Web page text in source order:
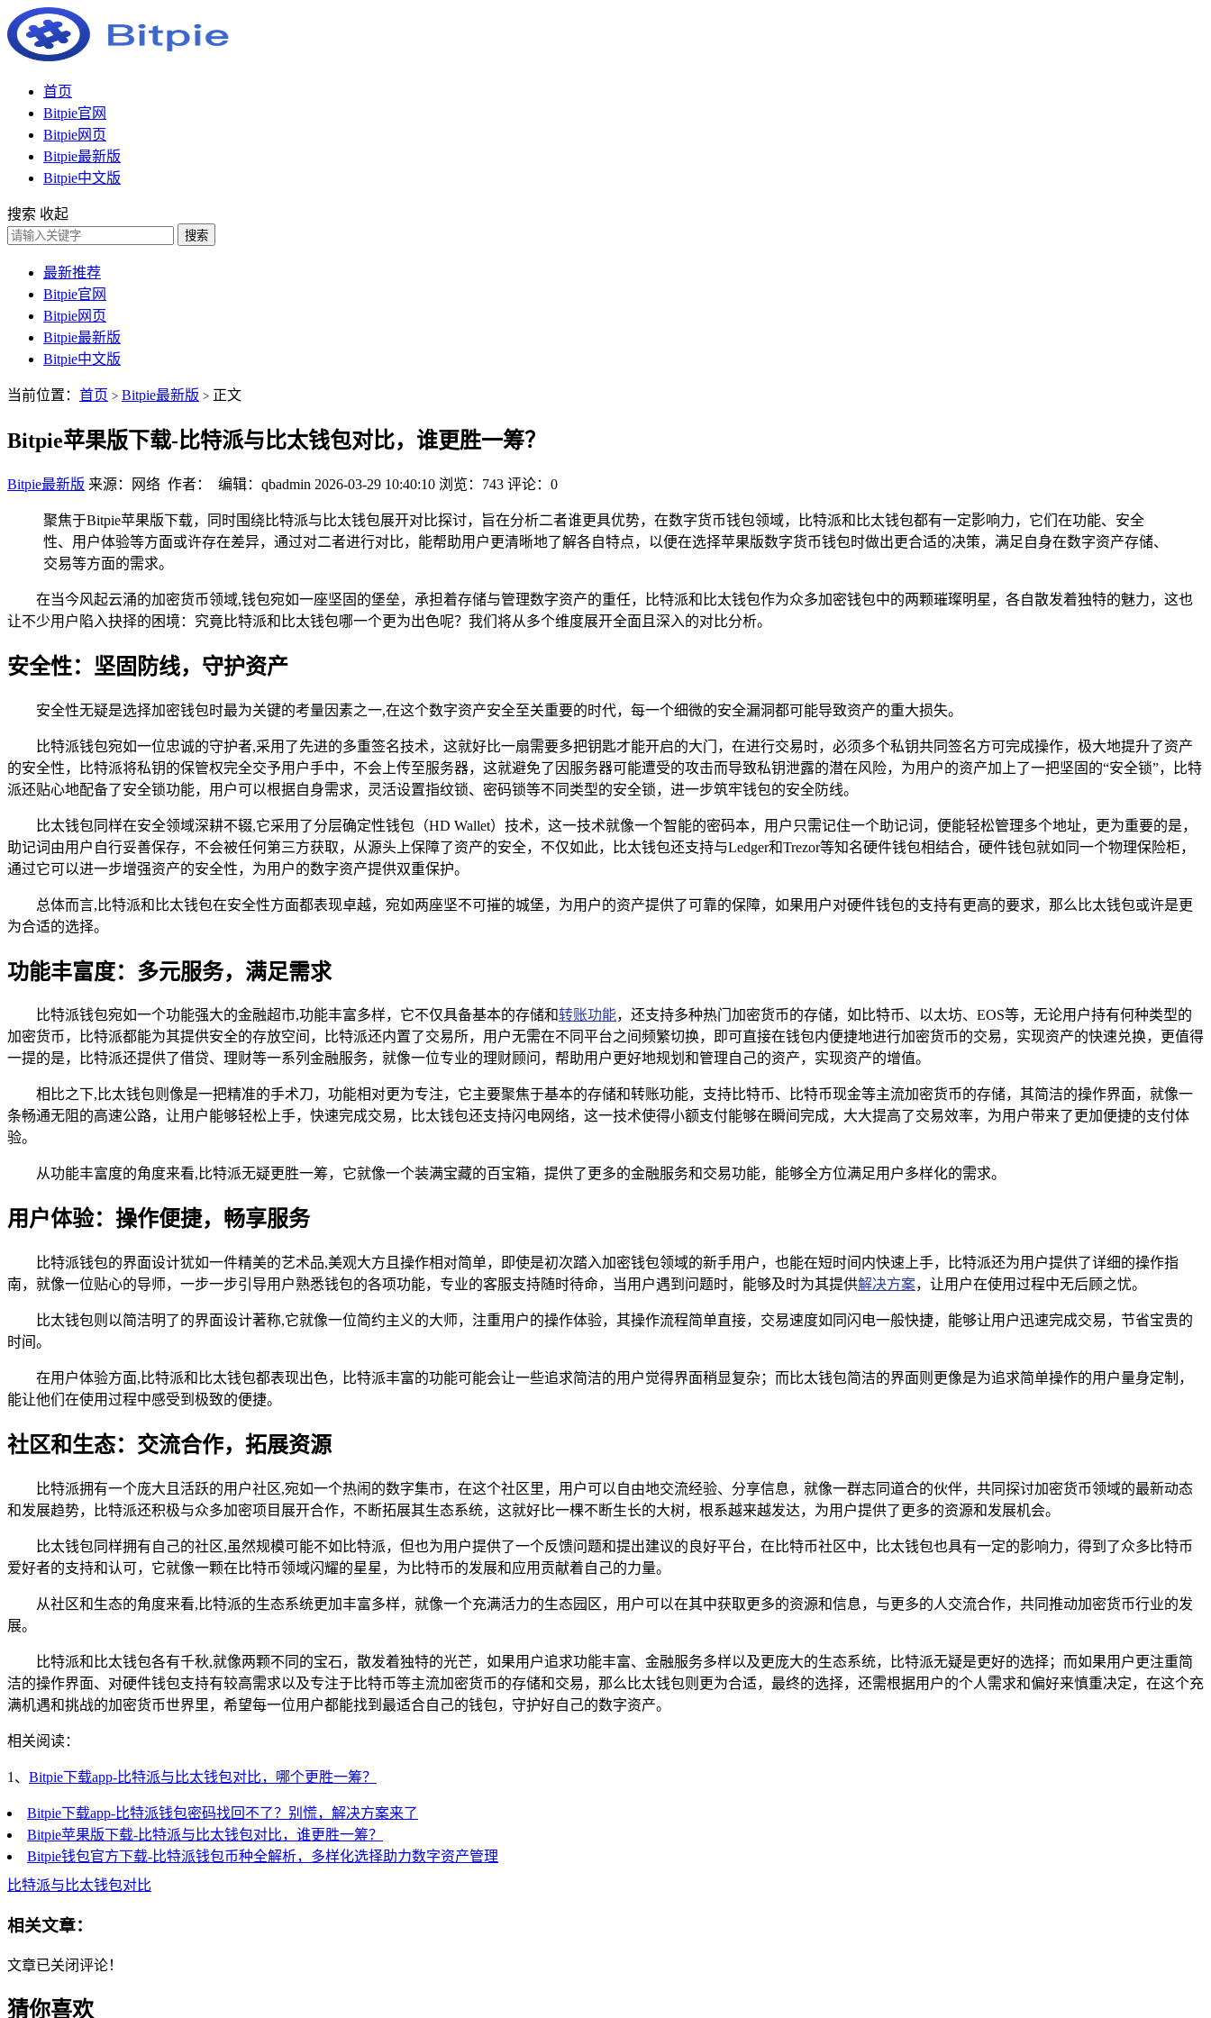
首页
Bitpie官网
Bitpie网页
Bitpie最新版
Bitpie中文版
搜索 收起
搜索
最新推荐
Bitpie官网
Bitpie网页
Bitpie最新版
Bitpie中文版
当前位置： 首页 > Bitpie最新版 > 正文
Bitpie苹果版下载-比特派与比太钱包对比，谁更胜一筹？
Bitpie最新版 来源：网络 作者： 编辑：qbadmin 2026-03-29 10:40:10 浏览：743 评论：0
聚焦于Bitpie苹果版下载，同时围绕比特派与比太钱包展开对比探讨，旨在分析二者谁更具优势，在数字货币钱包领域，比特派和比太钱包都有一定影响力，它们在功能、安全
性、用户体验等方面或许存在差异，通过对二者进行对比，能帮助用户更清晰地了解各自特点，以便在选择苹果版数字货币钱包时做出更合适的决策，满足自身在数字资产存储、
交易等方面的需求。
在当今风起云涌的加密货币领域,钱包宛如一座坚固的堡垒，承担着存储与管理数字资产的重任，比特派和比太钱包作为众多加密钱包中的两颗璀璨明星，各自散发着独特的魅力，这也
让不少用户陷入抉择的困境：究竟比特派和比太钱包哪一个更为出色呢？我们将从多个维度展开全面且深入的对比分析。
安全性：坚固防线，守护资产
安全性无疑是选择加密钱包时最为关键的考量因素之一,在这个数字资产安全至关重要的时代，每一个细微的安全漏洞都可能导致资产的重大损失。
比特派钱包宛如一位忠诚的守护者,采用了先进的多重签名技术，这就好比一扇需要多把钥匙才能开启的大门，在进行交易时，必须多个私钥共同签名方可完成操作，极大地提升了资产
的安全性，比特派将私钥的保管权完全交予用户手中，不会上传至服务器，这就避免了因服务器可能遭受的攻击而导致私钥泄露的潜在风险，为用户的资产加上了一把坚固的“安全锁”，比特
派还贴心地配备了安全锁功能，用户可以根据自身需求，灵活设置指纹锁、密码锁等不同类型的安全锁，进一步筑牢钱包的安全防线。
比太钱包同样在安全领域深耕不辍,它采用了分层确定性钱包（HD Wallet）技术，这一技术就像一个智能的密码本，用户只需记住一个助记词，便能轻松管理多个地址，更为重要的是，
助记词由用户自行妥善保存，不会被任何第三方获取，从源头上保障了资产的安全，不仅如此，比太钱包还支持与Ledger和Trezor等知名硬件钱包相结合，硬件钱包就如同一个物理保险柜，
通过它可以进一步增强资产的安全性，为用户的数字资产提供双重保护。
总体而言,比特派和比太钱包在安全性方面都表现卓越，宛如两座坚不可摧的城堡，为用户的资产提供了可靠的保障，如果用户对硬件钱包的支持有更高的要求，那么比太钱包或许是更
为合适的选择。
功能丰富度：多元服务，满足需求
比特派钱包宛如一个功能强大的金融超市,功能丰富多样，它不仅具备基本的存储和转账功能，还支持多种热门加密货币的存储，如比特币、以太坊、EOS等，无论用户持有何种类型的
加密货币，比特派都能为其提供安全的存放空间，比特派还内置了交易所，用户无需在不同平台之间频繁切换，即可直接在钱包内便捷地进行加密货币的交易，实现资产的快速兑换，更值得
一提的是，比特派还提供了借贷、理财等一系列金融服务，就像一位专业的理财顾问，帮助用户更好地规划和管理自己的资产，实现资产的增值。
相比之下,比太钱包则像是一把精准的手术刀，功能相对更为专注，它主要聚焦于基本的存储和转账功能，支持比特币、比特币现金等主流加密货币的存储，其简洁的操作界面，就像一
条畅通无阻的高速公路，让用户能够轻松上手，快速完成交易，比太钱包还支持闪电网络，这一技术使得小额支付能够在瞬间完成，大大提高了交易效率，为用户带来了更加便捷的支付体
验。
从功能丰富度的角度来看,比特派无疑更胜一筹，它就像一个装满宝藏的百宝箱，提供了更多的金融服务和交易功能，能够全方位满足用户多样化的需求。
用户体验：操作便捷，畅享服务
比特派钱包的界面设计犹如一件精美的艺术品,美观大方且操作相对简单，即使是初次踏入加密钱包领域的新手用户，也能在短时间内快速上手，比特派还为用户提供了详细的操作指
南，就像一位贴心的导师，一步一步引导用户熟悉钱包的各项功能，专业的客服支持随时待命，当用户遇到问题时，能够及时为其提供解决方案，让用户在使用过程中无后顾之忧。
比太钱包则以简洁明了的界面设计著称,它就像一位简约主义的大师，注重用户的操作体验，其操作流程简单直接，交易速度如同闪电一般快捷，能够让用户迅速完成交易，节省宝贵的
时间。
在用户体验方面,比特派和比太钱包都表现出色，比特派丰富的功能可能会让一些追求简洁的用户觉得界面稍显复杂；而比太钱包简洁的界面则更像是为追求简单操作的用户量身定制，
能让他们在使用过程中感受到极致的便捷。
社区和生态：交流合作，拓展资源
比特派拥有一个庞大且活跃的用户社区,宛如一个热闹的数字集市，在这个社区里，用户可以自由地交流经验、分享信息，就像一群志同道合的伙伴，共同探讨加密货币领域的最新动态
和发展趋势，比特派还积极与众多加密项目展开合作，不断拓展其生态系统，这就好比一棵不断生长的大树，根系越来越发达，为用户提供了更多的资源和发展机会。
比太钱包同样拥有自己的社区,虽然规模可能不如比特派，但也为用户提供了一个反馈问题和提出建议的良好平台，在比特币社区中，比太钱包也具有一定的影响力，得到了众多比特币
爱好者的支持和认可，它就像一颗在比特币领域闪耀的星星，为比特币的发展和应用贡献着自己的力量。
从社区和生态的角度来看,比特派的生态系统更加丰富多样，就像一个充满活力的生态园区，用户可以在其中获取更多的资源和信息，与更多的人交流合作，共同推动加密货币行业的发
展。
比特派和比太钱包各有千秋,就像两颗不同的宝石，散发着独特的光芒，如果用户追求功能丰富、金融服务多样以及更庞大的生态系统，比特派无疑是更好的选择；而如果用户更注重简
洁的操作界面、对硬件钱包支持有较高需求以及专注于比特币等主流加密货币的存储和交易，那么比太钱包则更为合适，最终的选择，还需根据用户的个人需求和偏好来慎重决定，在这个充
满机遇和挑战的加密货币世界里，希望每一位用户都能找到最适合自己的钱包，守护好自己的数字资产。
相关阅读：
1、 Bitpie下载app-比特派与比太钱包对比，哪个更胜一筹？
Bitpie下载app-比特派钱包密码找回不了？别慌，解决方案来了
Bitpie苹果版下载-比特派与比太钱包对比，谁更胜一筹？
Bitpie钱包官方下载-比特派钱包币种全解析，多样化选择助力数字资产管理
比特派与比太钱包对比
相关文章：
文章已关闭评论！
猜你喜欢